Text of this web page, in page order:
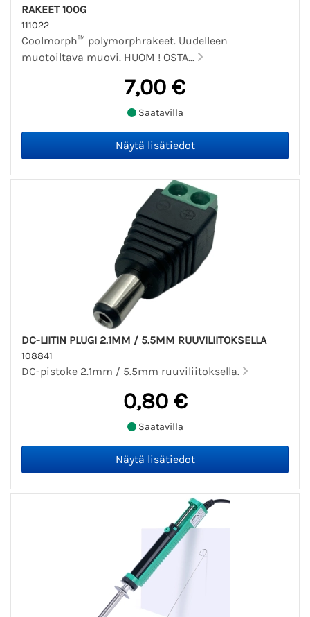
RAKEET 100G
111022
Coolmorph™ polymorphrakeet. Uudelleen
muotoiltava muovi. HUOM ! OSTA...
7,00 €
Saatavilla
DC-LIITIN PLUGI 2.1MM / 5.5MM RUUVILIITOKSELLA
108841
DC-pistoke 2.1mm / 5.5mm ruuviliitoksella.
0,80 €
Saatavilla